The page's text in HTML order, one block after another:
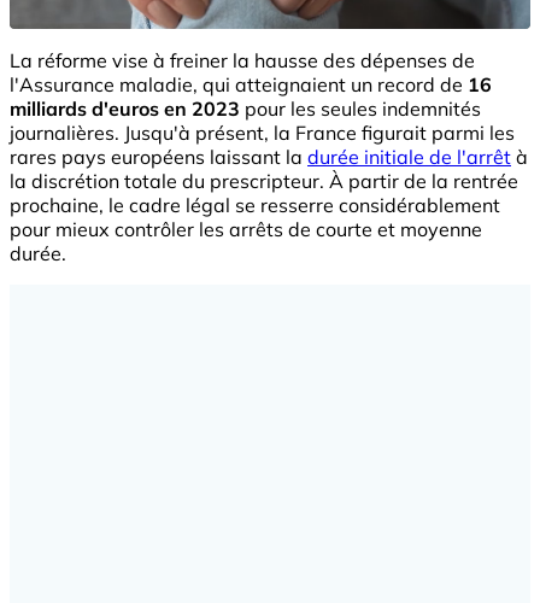
La réforme vise à freiner la hausse des dépenses de
l'Assurance maladie, qui atteignaient un record de 16
milliards d'euros en 2023 pour les seules indemnités
journalières. Jusqu'à présent, la France figurait parmi les
rares pays européens laissant la durée initiale de l'arrêt à
la discrétion totale du prescripteur. À partir de la rentrée
prochaine, le cadre légal se resserre considérablement
pour mieux contrôler les arrêts de courte et moyenne
durée.